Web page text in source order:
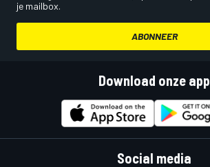
je mailbox.
ABONNEER
Download onze app
Social media